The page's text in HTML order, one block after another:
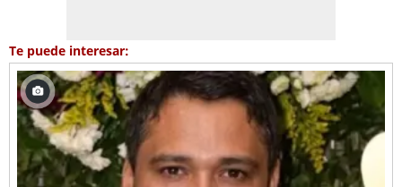
Te puede interesar: